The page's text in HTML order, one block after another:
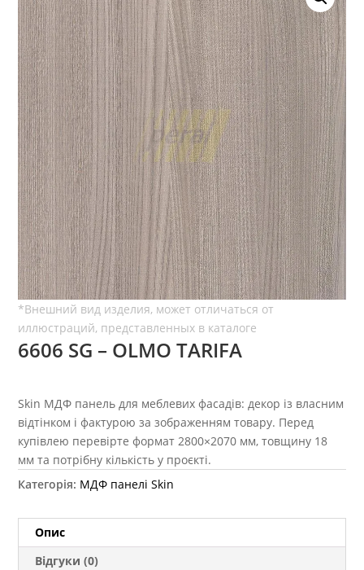
6606 SG – OLMO TARIFA
Skin МДФ панель для меблевих фасадів: декор із власним
відтінком і фактурою за зображенням товару. Перед
купівлею перевірте формат 2800×2070 мм, товщину 18
мм та потрібну кількість у проєкті.
Категорія: МДФ панелі Skin
Опис
Відгуки (0)